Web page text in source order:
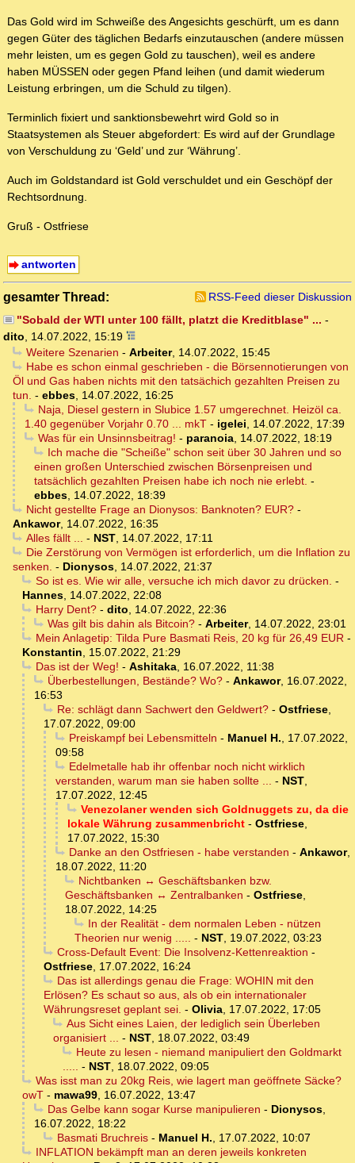
Das Gold wird im Schweiße des Angesichts geschürft, um es dann
gegen Güter des täglichen Bedarfs einzutauschen (andere müssen
mehr leisten, um es gegen Gold zu tauschen), weil es andere
haben MÜSSEN oder gegen Pfand leihen (und damit wiederum
Leistung erbringen, um die Schuld zu tilgen).
Terminlich fixiert und sanktionsbewehrt wird Gold so in
Staatsystemen als Steuer abgefordert: Es wird auf der Grundlage
von Verschuldung zu ‘Geld’ und zur ‘Währung’.
Auch im Goldstandard ist Gold verschuldet und ein Geschöpf der
Rechtsordnung.
Gruß - Ostfriese
antworten
gesamter Thread:
RSS-Feed dieser Diskussion
"Sobald der WTI unter 100 fällt, platzt die Kreditblase" ... -
dito, 14.07.2022, 15:19
Weitere Szenarien - Arbeiter, 14.07.2022, 15:45
Habe es schon einmal geschrieben - die Börsennotierungen von
Öl und Gas haben nichts mit den tatsächich gezahlten Preisen zu
tun. - ebbes, 14.07.2022, 16:25
Naja, Diesel gestern in Slubice 1.57 umgerechnet. Heizöl ca.
1.40 gegenüber Vorjahr 0.70 ... mkT - igelei, 14.07.2022, 17:39
Was für ein Unsinnsbeitrag! - paranoia, 14.07.2022, 18:19
Ich mache die "Scheiße" schon seit über 30 Jahren und so
einen großen Unterschied zwischen Börsenpreisen und
tatsächlich gezahlten Preisen habe ich noch nie erlebt. -
ebbes, 14.07.2022, 18:39
Nicht gestellte Frage an Dionysos: Banknoten? EUR?-
Ankawor, 14.07.2022, 16:35
Alles fällt ... - NST, 14.07.2022, 17:11
Die Zerstörung von Vermögen ist erforderlich, um die Inflation zu
senken. - Dionysos, 14.07.2022, 21:37
So ist es. Wie wir alle, versuche ich mich davor zu drücken. -
Hannes, 14.07.2022, 22:08
Harry Dent?- dito, 14.07.2022, 22:36
Was gilt bis dahin als Bitcoin?- Arbeiter, 14.07.2022, 23:01
Mein Anlagetip: Tilda Pure Basmati Reis, 20 kg für 26,49 EUR-
Konstantin, 15.07.2022, 21:29
Das ist der Weg! - Ashitaka, 16.07.2022, 11:38
Überbestellungen, Bestände? Wo?- Ankawor, 16.07.2022,
16:53
Re: schlägt dann Sachwert den Geldwert?- Ostfriese,
17.07.2022, 09:00
Preiskampf bei Lebensmitteln - Manuel H., 17.07.2022,
09:58
Edelmetalle hab ihr offenbar noch nicht wirklich
verstanden, warum man sie haben sollte ... - NST,
17.07.2022, 12:45
Venezolaner wenden sich Goldnuggets zu, da die
lokale Währung zusammenbricht - Ostfriese,
17.07.2022, 15:30
Danke an den Ostfriesen - habe verstanden - Ankawor,
18.07.2022, 11:20
Nichtbanken ↔ Geschäftsbanken bzw.
Geschäftsbanken ↔ Zentralbanken - Ostfriese,
18.07.2022, 14:25
In der Realität - dem normalen Leben - nützen
Theorien nur wenig ..... - NST, 19.07.2022, 03:23
Cross-Default Event: Die Insolvenz-Kettenreaktion -
Ostfriese, 17.07.2022, 16:24
Das ist allerdings genau die Frage: WOHIN mit den
Erlösen? Es schaut so aus, als ob ein internationaler
Währungsreset geplant sei. - Olivia, 17.07.2022, 17:05
Aus Sicht eines Laien, der lediglich sein Überleben
organisiert ... - NST, 18.07.2022, 03:49
Heute zu lesen - niemand manipuliert den Goldmarkt
..... - NST, 18.07.2022, 09:05
Was isst man zu 20kg Reis, wie lagert man geöffnete Säcke?
owT - mawa99, 16.07.2022, 13:47
Das Gelbe kann sogar Kurse manipulieren - Dionysos,
16.07.2022, 18:22
Basmati Bruchreis- Manuel H., 17.07.2022, 10:07
INFLATION bekämpft man an deren jeweils konkreten